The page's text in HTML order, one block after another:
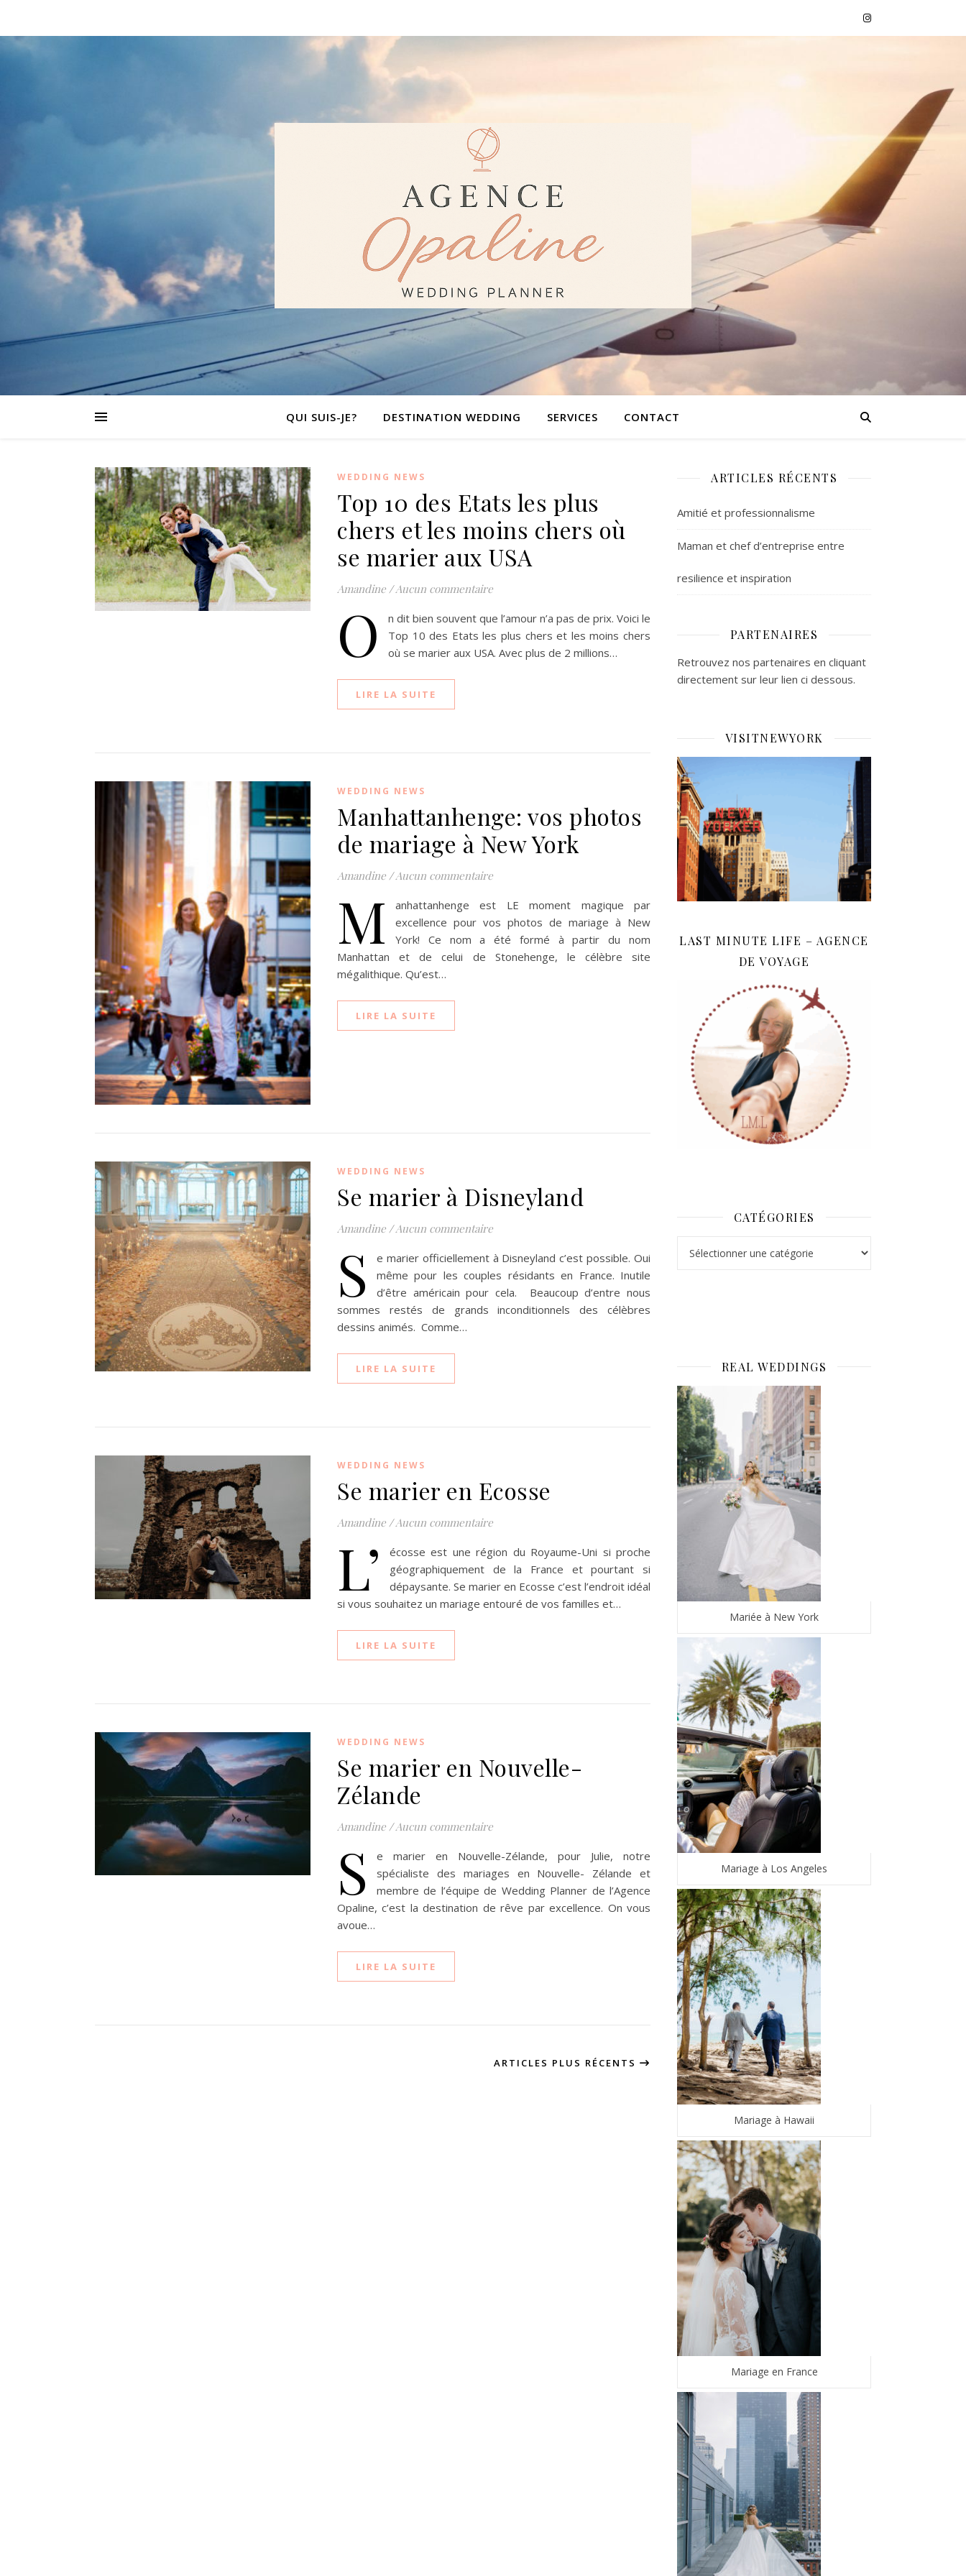
QUI SUIS-JE? DESTINATION WEDDING SERVICES CONTACT
WEDDING NEWS
Top 10 des Etats les plus
chers et les moins chers où
se marier aux USA
Amandine /Aucun commentaire
O
n dit bien souvent que l’amour n’a pas de prix. Voici le
Top 10 des Etats les plus chers et les moins chers
où se marier aux USA. Avec plus de 2 millions…
LIRE LA SUITE
WEDDING NEWS
Manhattanhenge: vos photos
de mariage à New York
Amandine /Aucun commentaire
M
anhattanhenge est LE moment magique par
excellence pour vos photos de mariage à New
York! Ce nom a été formé à partir du nom
Manhattan et de celui de Stonehenge, le célèbre site
mégalithique. Qu’est…
LIRE LA SUITE
WEDDING NEWS
Se marier à Disneyland
Amandine /Aucun commentaire
S
e marier officiellement à Disneyland c’est possible. Oui
même pour les couples résidants en France. Inutile
d’être américain pour cela. Beaucoup d’entre nous
sommes restés de grands inconditionnels des célèbres
dessins animés. Comme…
LIRE LA SUITE
WEDDING NEWS
Se marier en Ecosse
Amandine /Aucun commentaire
L’
écosse est une région du Royaume-Uni si proche
géographiquement de la France et pourtant si
dépaysante. Se marier en Ecosse c’est l’endroit idéal
si vous souhaitez un mariage entouré de vos familles et…
LIRE LA SUITE
WEDDING NEWS
Se marier en Nouvelle-
Zélande
Amandine /Aucun commentaire
S
e marier en Nouvelle-Zélande, pour Julie, notre
spécialiste des mariages en Nouvelle- Zélande et
membre de l’équipe de Wedding Planner de l’Agence
Opaline, c’est la destination de rêve par excellence. On vous
avoue…
LIRE LA SUITE
ARTICLES PLUS RÉCENTS
ARTICLES RÉCENTS
Amitié et professionnalisme
Maman et chef d’entreprise entre
resilience et inspiration
PARTENAIRES
Retrouvez nos partenaires en cliquant
directement sur leur lien ci dessous.
VISITNEWYORK
LAST MINUTE LIFE – AGENCE
DE VOYAGE
CATÉGORIES
REAL WEDDINGS
Mariée à New York
Mariage à Los Angeles
Mariage à Hawaii
Mariage en France